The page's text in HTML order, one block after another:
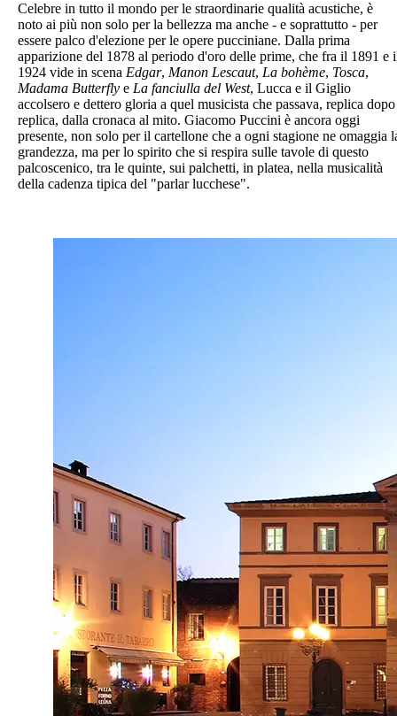
Celebre in tutto il mondo per le straordinarie qualità acustiche, è
noto ai più non solo per la bellezza ma anche - e soprattutto - per
essere palco d'elezione per le opere pucciniane. Dalla prima
apparizione del 1878 al periodo d'oro delle prime, che fra il 1891 e
1924 vide in scena Edgar, Manon Lescaut, La bohème, Tosca,
Madama Butterfly e La fanciulla del West, Lucca e il Giglio
accolsero e dettero gloria a quel musicista che passava, replica dopo
replica, dalla cronaca al mito. Giacomo Puccini è ancora oggi
presente, non solo per il cartellone che a ogni stagione ne omaggia
grandezza, ma per lo spirito che si respira sulle tavole di questo
palcoscenico, tra le quinte, sui palchetti, in platea, nella musicalità
della cadenza tipica del "parlar lucchese".